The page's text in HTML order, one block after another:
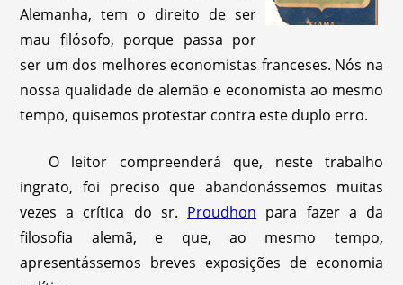
Alemanha, tem o direito de ser
mau filósofo, porque passa por
ser um dos melhores economistas franceses. Nós na
nossa qualidade de alemão e economista ao mesmo
tempo, quisemos protestar contra este duplo erro.
O leitor compreenderá que, neste trabalho
ingrato, foi preciso que abandonássemos muitas
vezes a crítica do sr. Proudhon para fazer a da
filosofia alemã, e que, ao mesmo tempo,
apresentássemos breves exposições de economia